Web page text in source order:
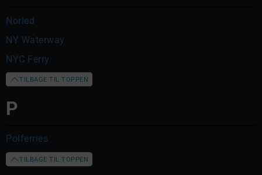
Norled
NY Waterway
NYC Ferry
TILBAGE TIL TOPPEN
P
Polferries
TILBAGE TIL TOPPEN